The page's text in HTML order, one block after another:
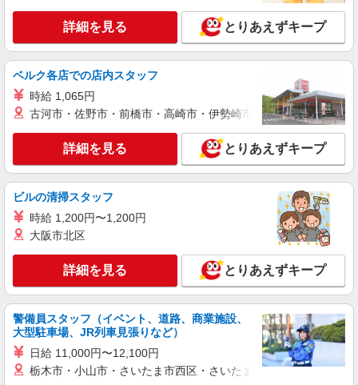
スーパー店内レジスタッフ
時給1225円 ★22時以降は平日時給の3割増！
（22時以降の勤務がある場合）
■サミットストア 新川崎店 神奈川県横浜市
鶴見区江ヶ崎町15-30
キープ 詳細を見る
サミットストア 新川崎店
スーパー店内ベーカリースタッフ
（22時以降の勤務がある場合）
■サミットストア 新川崎店 神奈川県横浜市
鶴見区江ヶ崎町15-30
キープ 詳細を見る
アルバイト パート
サミットストア 新川崎店
スーパー店内鮮魚スタッフ
時給1225円〜1300円（経験や業務内容によ
詳細を見る とりあえずキープ
ベルク各店での店内スタッフ
時給 1,065円
古河市・佐野市・前橋市・高崎市・伊勢崎市・太田市・館林市
詳細を見る とりあえずキープ
ビルの清掃スタッフ
時給 1,200円〜1,200円
大阪市北区
詳細を見る とりあえずキープ
警備員スタッフ（イベント、道路、商業施設、
大型駐車場、JR列車見張りなど）
日給 11,000円〜12,100円
栃木市・小山市・さいたま市西区・さいたま市岩槻区・久喜市・